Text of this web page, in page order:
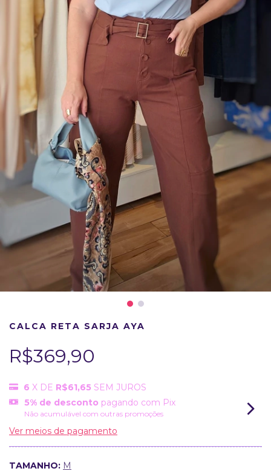
CALCA RETA SARJA AYA
R$369,90
6 X DE R$61,65 SEM JUROS
5% de desconto pagando com Pix
Não acumulável com outras promoções
Ver meios de pagamento
TAMANHO: M